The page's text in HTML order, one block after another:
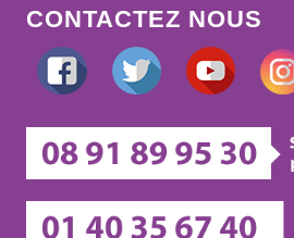
CONTACTEZ NOUS